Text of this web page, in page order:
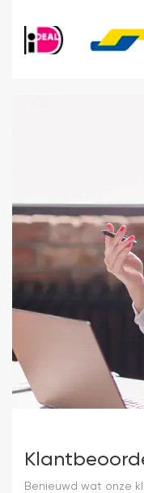
Benieuwd wat onze